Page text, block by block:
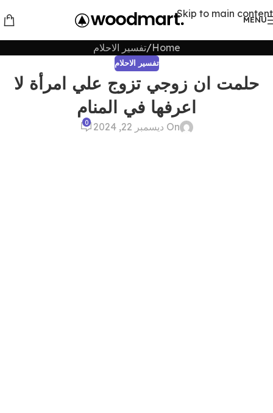
Skip to main content
MENU
Home تفسير الاحلام
تفسير الاحلام
حلمت ان زوجي تزوج علي امرأة لا
اعرفها في المنام
On ديسمبر 22, 2024 0